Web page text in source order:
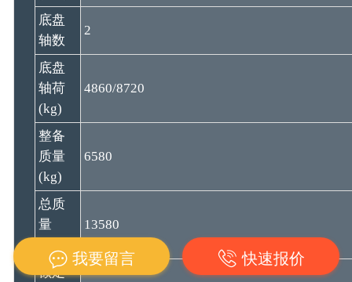
底盘
轴数
2
底盘
轴荷
(kg)
4860/8720
整备
质量
(kg)
6580
总质
量
13580
额定
我要留言 快速报价